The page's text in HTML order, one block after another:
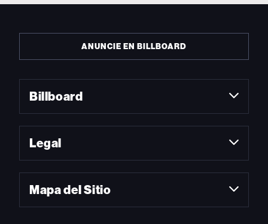
ANUNCIE EN BILLBOARD
Billboard
Legal
Mapa del Sitio